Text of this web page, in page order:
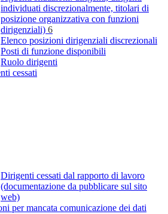
individuati discrezionalmente, titolari di
posizione organizzativa con funzioni
dirigenziali) 6
Elenco posizioni dirigenziali discrezionali
Posti di funzione disponibili
Ruolo dirigenti
cessati
Dirigenti cessati dal rapporto di lavoro
(documentazione da pubblicare sul sito
web)
per mancata comunicazione dei dati